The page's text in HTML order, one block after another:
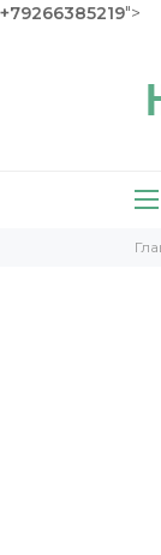
+79266385219">